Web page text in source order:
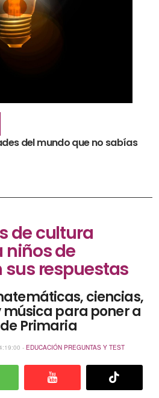
del mundo que no sabías
de cultura
niños de
sus respuestas
ciencias,
música para poner a
Primaria
- EDUCACIÓN PREGUNTAS Y TEST